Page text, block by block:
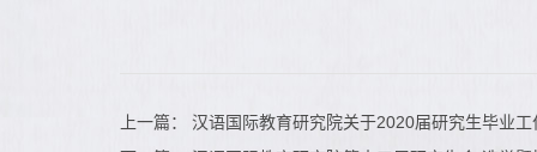
上一篇： 汉语国际教育研究院关于2020届研究生毕业工